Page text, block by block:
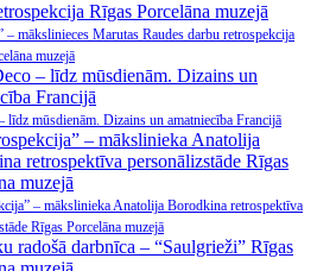
– mākslinieces Marutas Raudes darbu retrospekcija
muzejā
līdz mūsdienām. Dizains un amatniecība Francijā
– mākslinieka Anatolija Borodkina retrospektīva
Rīgas Porcelāna muzejā